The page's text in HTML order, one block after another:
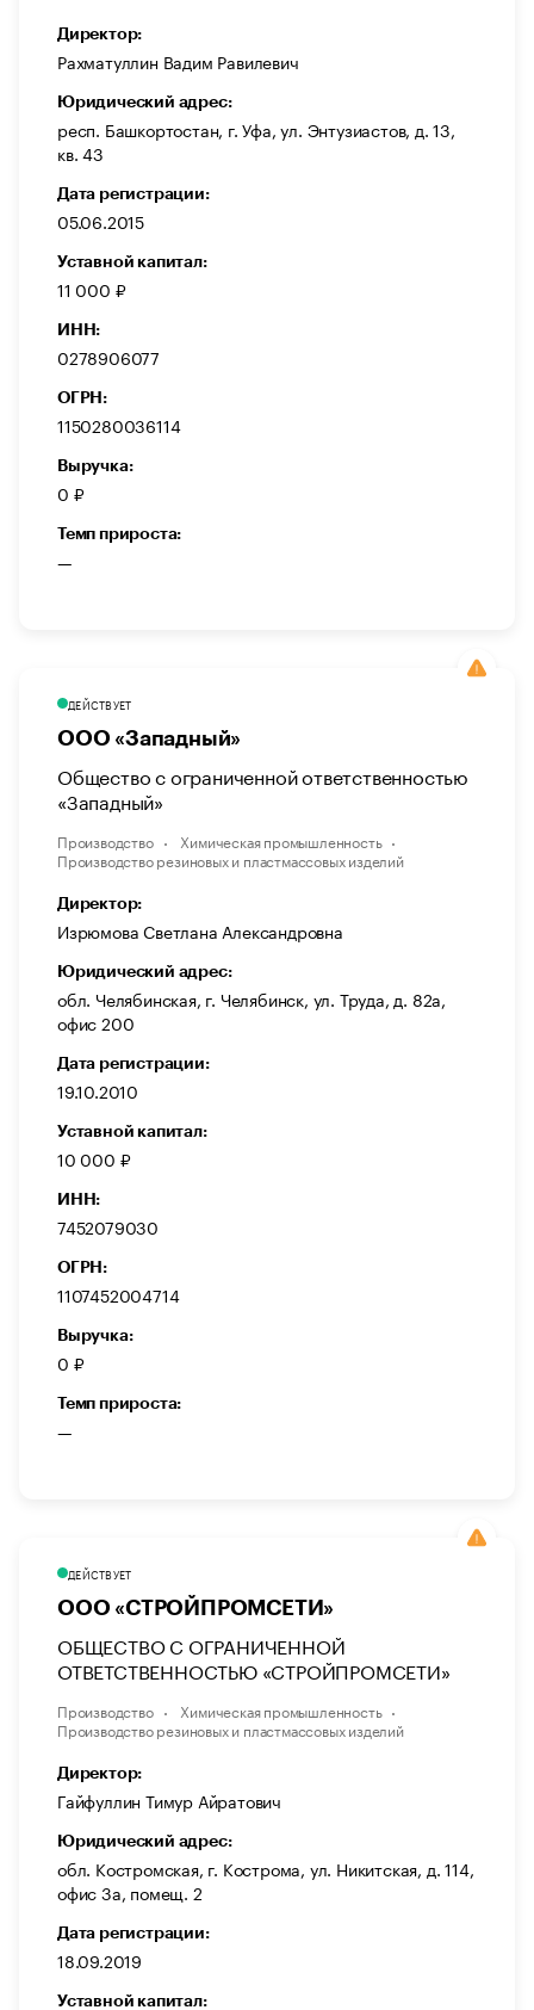
Директор:
Рахматуллин Вадим Равилевич
Юридический адрес:
респ. Башкортостан, г. Уфа, ул. Энтузиастов, д. 13,
кв. 43
Дата регистрации:
05.06.2015
Уставной капитал:
11 000 ₽
ИНН:
0278906077
ОГРН:
1150280036114
Выручка:
0 ₽
Темп прироста:
—
ДЕЙСТВУЕТ
ООО «Западный»
Общество с ограниченной ответственностью
«Западный»
Производство
Химическая промышленность
Производство резиновых и пластмассовых изделий
Директор:
Изрюмова Светлана Александровна
Юридический адрес:
обл. Челябинская, г. Челябинск, ул. Труда, д. 82а,
офис 200
Дата регистрации:
19.10.2010
Уставной капитал:
10 000 ₽
ИНН:
7452079030
ОГРН:
1107452004714
Выручка:
0 ₽
Темп прироста:
—
ДЕЙСТВУЕТ
ООО «СТРОЙПРОМСЕТИ»
ОБЩЕСТВО С ОГРАНИЧЕННОЙ
ОТВЕТСТВЕННОСТЬЮ «СТРОЙПРОМСЕТИ»
Производство
Химическая промышленность
Производство резиновых и пластмассовых изделий
Директор:
Гайфуллин Тимур Айратович
Юридический адрес:
обл. Костромская, г. Кострома, ул. Никитская, д. 114,
офис 3а, помещ. 2
Дата регистрации:
18.09.2019
Уставной капитал: